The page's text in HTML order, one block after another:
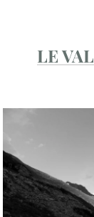
LE